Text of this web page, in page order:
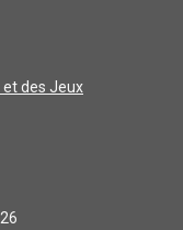
et des Jeux